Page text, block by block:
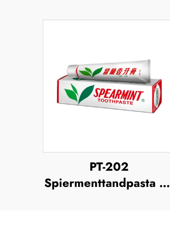
PT-202
Spiermenttandpasta 63